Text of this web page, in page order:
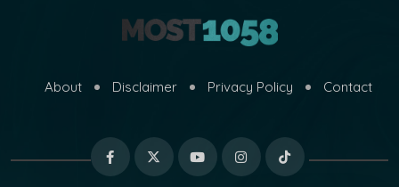
About Disclaimer Privacy Policy Contact